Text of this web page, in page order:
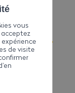
vous
de visite